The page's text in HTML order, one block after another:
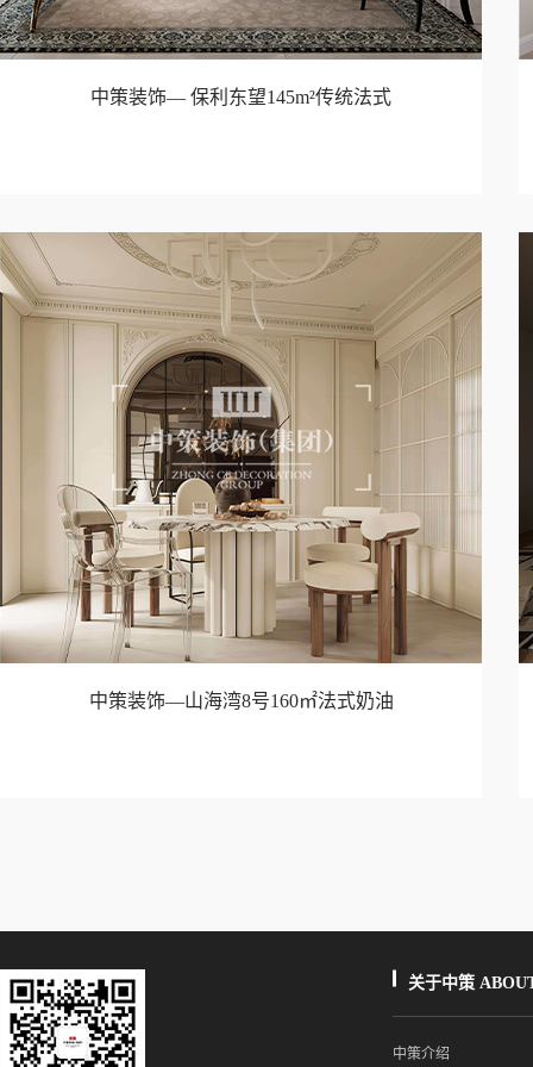
中策装饰— 保利东望145m²传统法式
中策装饰—山海湾8号160㎡法式奶油
关于中策
中策介绍